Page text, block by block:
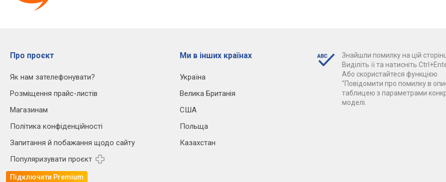
Про проєкт
Як нам зателефонувати?
Розміщення прайс-листів
Магазинам
Політика конфіденційності
Запитання й побажання щодо сайту
Популяризувати проєкт
Підключити Premium
Ми в інших країнах
Україна
Велика Британія
США
Польща
Казахстан
Знайшли помилку на цій
Виділіть її та натисніть
Або скористайтеся функцією
"Повідомити про помилку в
таблицею з параметрами
моделі.